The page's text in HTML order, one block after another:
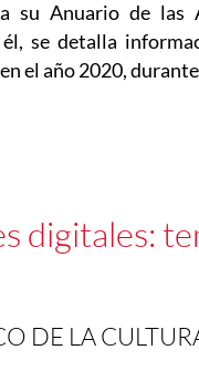
su Anuario de las
se detalla
el año 2020,
digitales:
DE LA